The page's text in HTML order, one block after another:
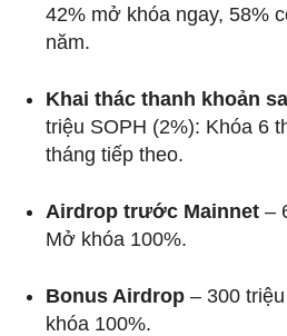
42% mở khóa ngay, 58%
năm.
Khai thác thanh khoản
triệu SOPH (2%): Khóa 6
tháng tiếp theo.
Airdrop trước Mainnet –
Mở khóa 100%.
Bonus Airdrop – 300
khóa 100%.